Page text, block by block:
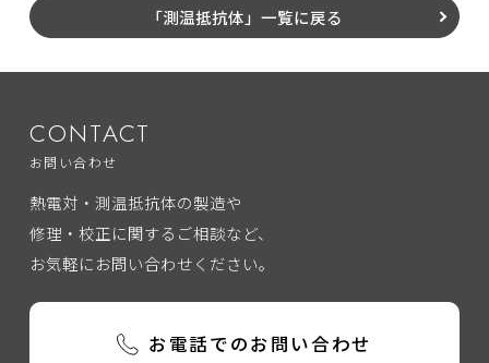
「測温抵抗体」一覧に戻る
CONTACT
お問い合わせ
熱電対・測温抵抗体の製造や
修理・校正に関するご相談など、
お気軽にお問い合わせください。
お電話でのお問い合わせ